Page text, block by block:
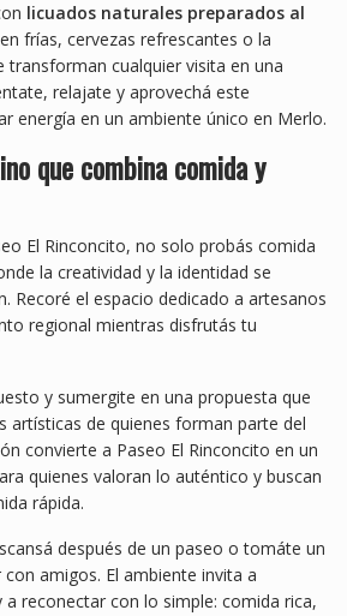
licuados naturales preparados al
frías, cervezas refrescantes o la
transforman cualquier visita en una
relajate y aprovechá este
energía en un ambiente único en Merlo.
que combina comida y
El Rinconcito, no solo probás comida
la creatividad y la identidad se
Recoré el espacio dedicado a artesanos
regional mientras disfrutás tu
y sumergite en una propuesta que
artísticas de quienes forman parte del
convierte a Paseo El Rinconcito en un
quienes valoran lo auténtico y buscan
rápida.
después de un paseo o tomáte un
amigos. El ambiente invita a
a reconectar con lo simple: comida rica,